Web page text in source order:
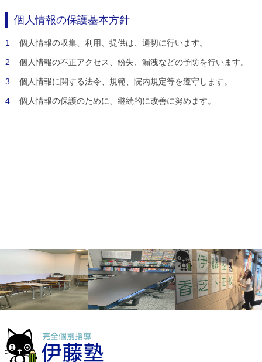
個人情報の保護基本方針
1 個人情報の収集、利用、提供は、適切に行います。
2 個人情報の不正アクセス、紛失、漏洩などの予防を行います。
3 個人情報に関する法令、規範、院内規定等を遵守します。
4 個人情報の保護のために、継続的に改善に努めます。